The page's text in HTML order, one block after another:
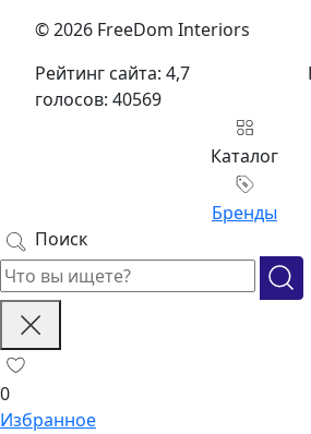
© 2026 FreeDom Interiors
Рейтинг сайта: 4,7
голосов: 40569
Каталог
Бренды
Поиск
0
Избранное